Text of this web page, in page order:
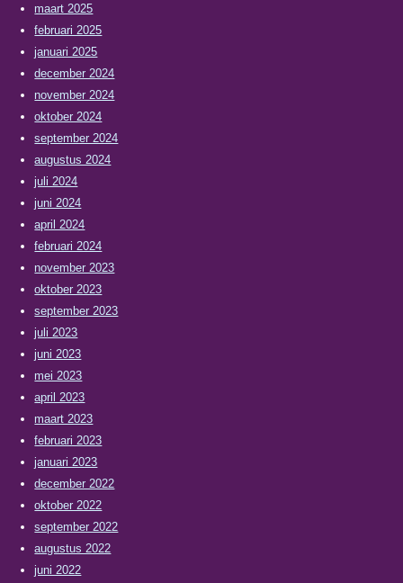
maart 2025
februari 2025
januari 2025
december 2024
november 2024
oktober 2024
september 2024
augustus 2024
juli 2024
juni 2024
april 2024
februari 2024
november 2023
oktober 2023
september 2023
juli 2023
juni 2023
mei 2023
april 2023
maart 2023
februari 2023
januari 2023
december 2022
oktober 2022
september 2022
augustus 2022
juni 2022